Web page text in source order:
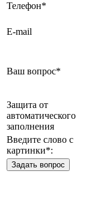
Телефон*
E-mail
Ваш вопрос*
Защита от
автоматического
заполнения
Введите слово с
картинки*: